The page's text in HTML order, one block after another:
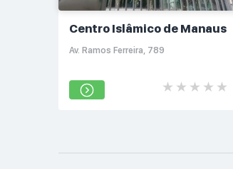
Centro Islâmico de Manaus
Av. Ramos Ferreira, 789